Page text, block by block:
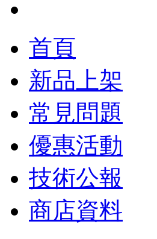
首頁
新品上架
常見問題
優惠活動
技術公報
商店資料